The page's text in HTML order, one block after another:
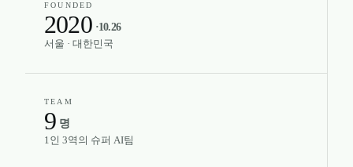
FOUNDED
2020 ·10.26
서울 · 대한민국
TEAM
9 명
1인 3역의 슈퍼 AI팀